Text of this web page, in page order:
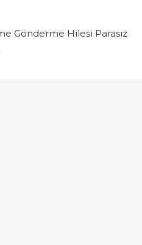
Gönderme Hilesi Parasız